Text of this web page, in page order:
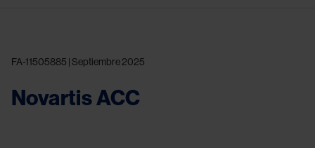
FA-11505885 | Septiembre 2025
Novartis ACC